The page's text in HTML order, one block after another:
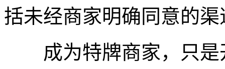
括未经商家明确同意的渠
成为特牌商家，只是